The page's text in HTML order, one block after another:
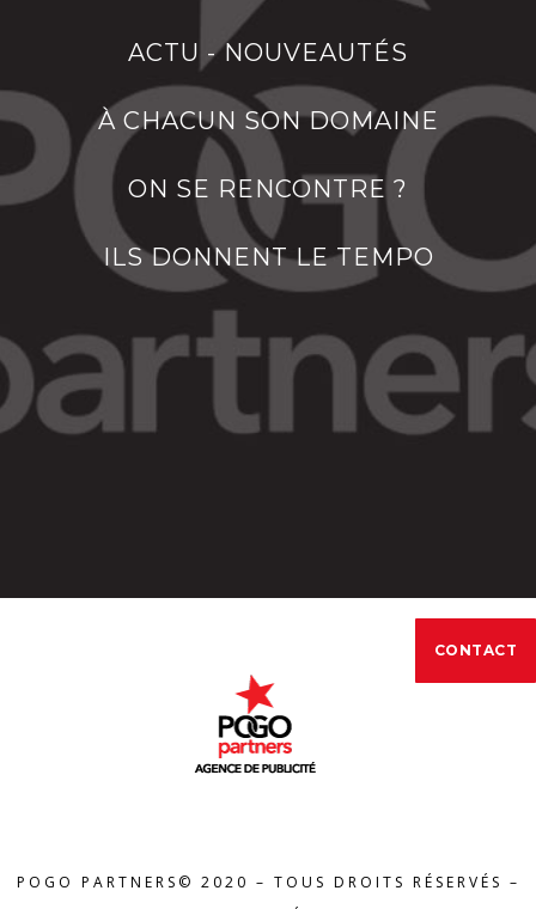
CONTACT
ACTU - NOUVEAUTÉS
À CHACUN SON DOMAINE
ON SE RENCONTRE ?
ILS DONNENT LE TEMPO
POGO PARTNERS© 2020 – TOUS DROITS RÉSERVÉS –